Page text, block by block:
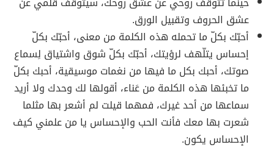
عشق الحروف وتقبيل الورق.
أحبّك بكلّ ما تحمله هذه الكلمة من معنى، أحبّك بكلّ
إحساس يتلّهف لرؤيتك، أحبّك بكلّ شوق واشتياق لِسماع
صوتك، أحبك بكل ما فيها من نغمات موسيقية، أحبك بكلّ
ما تخبئها هذه الكلمة من عَناء، أقولها لك وحدك ولا أريد
سماعها من أحد غيرك، فمهما قيلت لم أشعر بها مثلما
شعرت بها معك فأنت الحب والإحساس يا من علمني كيف
الإحساس يكون.